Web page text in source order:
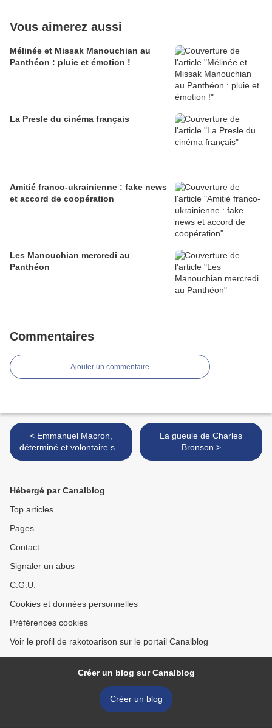
Vous aimerez aussi
Mélinée et Missak Manouchian au
Panthéon : pluie et émotion !
La Presle du cinéma français
Amitié franco-ukrainienne : fake news
et accord de coopération
Les Manouchian mercredi au
Panthéon
Commentaires
Ajouter un commentaire
< Emmanuel Macron,
déterminé et volontaire sur
la lutte contre le
La gueule de Charles
Bronson >
Hébergé par Canalblog
Top articles
Pages
Contact
Signaler un abus
C.G.U.
Cookies et données personnelles
Préférences cookies
Voir le profil de rakotoarison sur le portail Canalblog
Créer un blog sur Canalblog
Créer un blog